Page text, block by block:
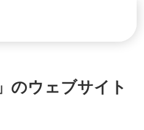
」のウェブサイト